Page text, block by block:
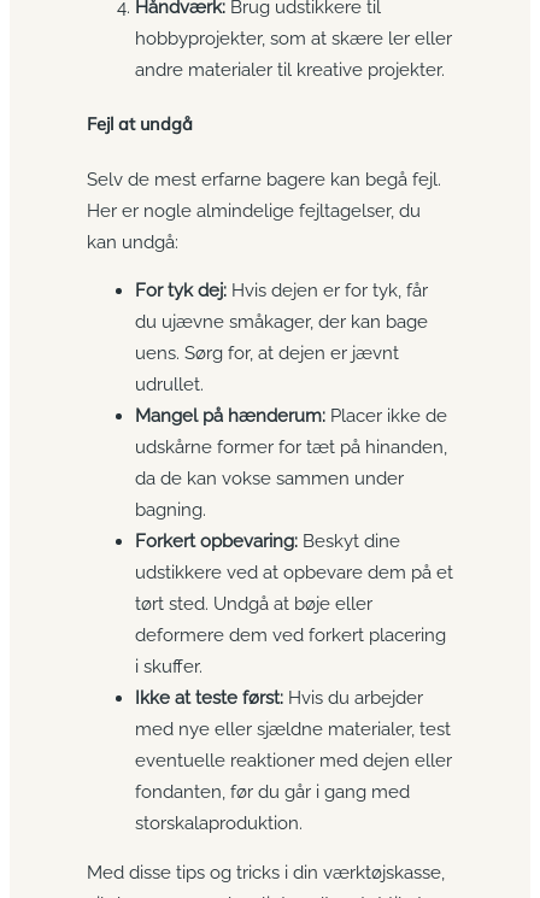
Håndværk: Brug udstikkere til
hobbyprojekter, som at skære ler eller
andre materialer til kreative projekter.
Fejl at undgå
Selv de mest erfarne bagere kan begå fejl.
Her er nogle almindelige fejltagelser, du
kan undgå:
For tyk dej: Hvis dejen er for tyk, får
du ujævne småkager, der kan bage
uens. Sørg for, at dejen er jævnt
udrullet.
Mangel på hænderum: Placer ikke de
udskårne former for tæt på hinanden,
da de kan vokse sammen under
bagning.
Forkert opbevaring: Beskyt dine
udstikkere ved at opbevare dem på et
tørt sted. Undgå at bøje eller
deformere dem ved forkert placering
i skuffer.
Ikke at teste først: Hvis du arbejder
med nye eller sjældne materialer, test
eventuelle reaktioner med dejen eller
fondanten, før du går i gang med
storskalaproduktion.
Med disse tips og tricks i din værktøjskasse,